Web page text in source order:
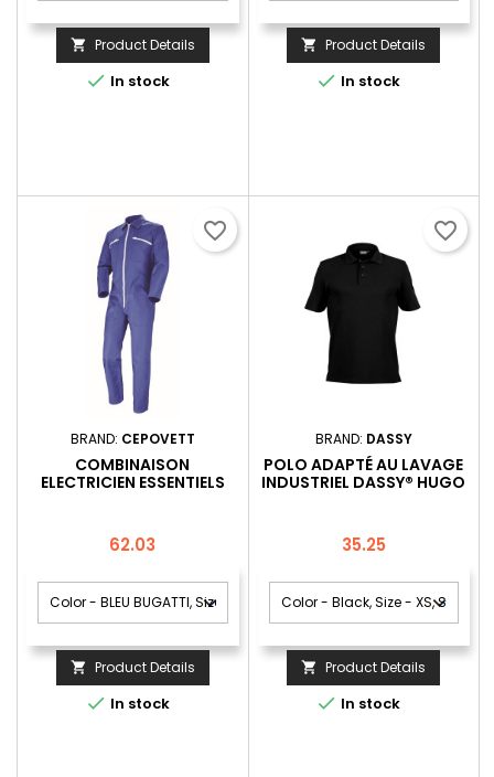
 Product Details
 In stock
 Product Details
 In stock
BRAND: CEPOVETT
COMBINAISON
ELECTRICIEN ESSENTIELS
Price
62.03
 Product Details
 In stock
favorite_border
BRAND: DASSY
POLO ADAPTÉ AU LAVAGE
INDUSTRIEL DASSY® HUGO
Price
35.25
 Product Details
 In stock
favorite_border